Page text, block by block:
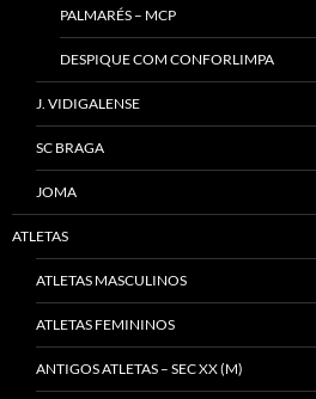
PALMARÉS – MCP
DESPIQUE COM CONFORLIMPA
J. VIDIGALENSE
SC BRAGA
JOMA
ATLETAS
ATLETAS MASCULINOS
ATLETAS FEMININOS
ANTIGOS ATLETAS – SEC XX (M)